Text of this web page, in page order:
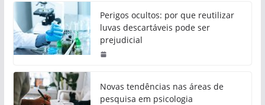
Perigos ocultos: por que reutilizar
luvas descartáveis pode ser
prejudicial
Novas tendências nas áreas de
pesquisa em psicologia